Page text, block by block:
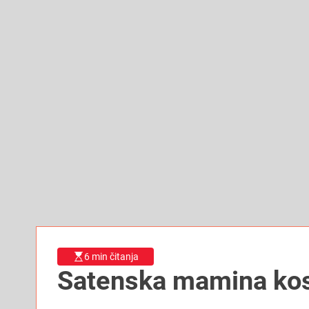
6 min čitanja
Satenska mamina